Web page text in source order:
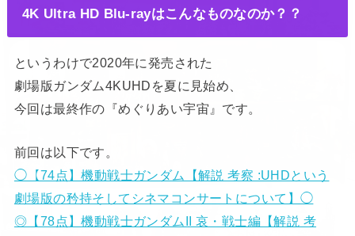
4K Ultra HD Blu-rayはこんなものなのか？？
というわけで2020年に発売された
劇場版ガンダム4KUHDを夏に見始め、
今回は最終作の『めぐりあい宇宙』です。
前回は以下です。
◯【74点】機動戦士ガンダム【解説 考察 :UHDという
劇場版の矜持そしてシネマコンサートについて】◯
◎【78点】機動戦士ガンダムII 哀・戦士編【解説 考